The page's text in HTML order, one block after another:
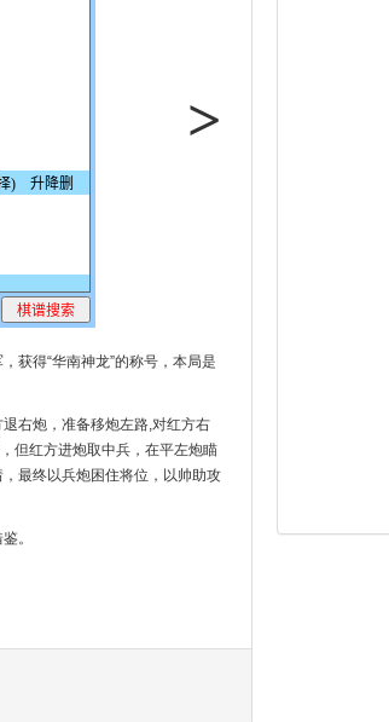
获得“华南神龙”的称号，本局是
右炮，准备移炮左路,对红方右
但红方进炮取中兵，在平左炮瞄
最终以兵炮困住将位，以帅助攻
。
>